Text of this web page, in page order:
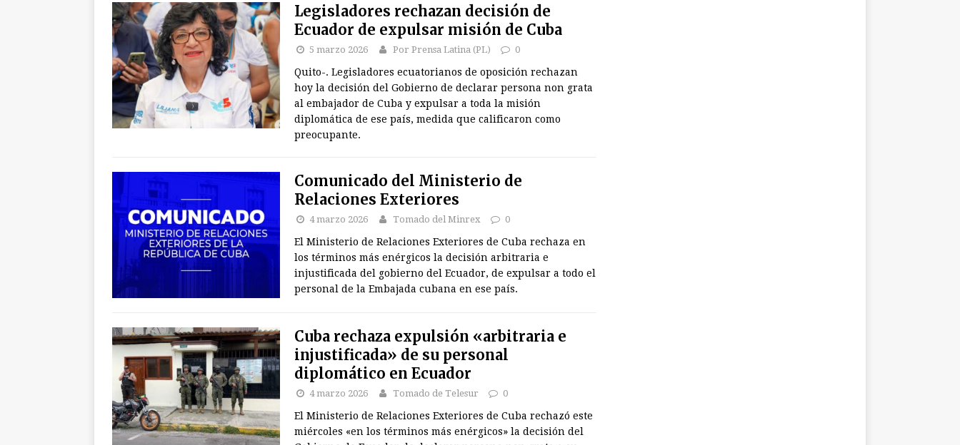
Legisladores rechazan decisión de
Ecuador de expulsar misión de Cuba
5 marzo 2026 Por Prensa Latina (PL) 0
Quito-. Legisladores ecuatorianos de oposición rechazan
hoy la decisión del Gobierno de declarar persona non grata
al embajador de Cuba y expulsar a toda la misión
diplomática de ese país, medida que calificaron como
preocupante.
Comunicado del Ministerio de
Relaciones Exteriores
4 marzo 2026 Tomado del Minrex 0
El Ministerio de Relaciones Exteriores de Cuba rechaza en
los términos más enérgicos la decisión arbitraria e
injustificada del gobierno del Ecuador, de expulsar a todo el
personal de la Embajada cubana en ese país.
Cuba rechaza expulsión «arbitraria e
injustificada» de su personal
diplomático en Ecuador
4 marzo 2026 Tomado de Telesur 0
El Ministerio de Relaciones Exteriores de Cuba rechazó este
miércoles «en los términos más enérgicos» la decisión del